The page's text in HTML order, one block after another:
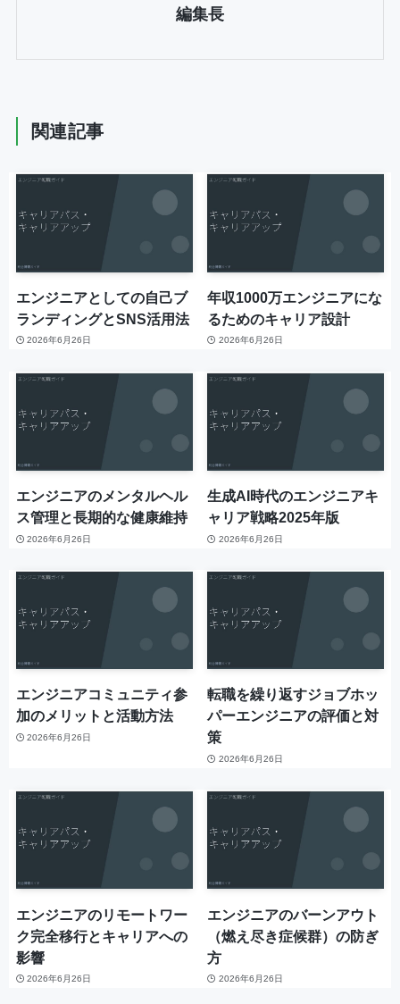
編集長
関連記事
エンジニアとしての自己ブ
ランディングとSNS活用法
2026年6月26日
年収1000万エンジニアにな
るためのキャリア設計
2026年6月26日
エンジニアのメンタルヘル
ス管理と長期的な健康維持
2026年6月26日
生成AI時代のエンジニアキ
ャリア戦略2025年版
2026年6月26日
エンジニアコミュニティ参
加のメリットと活動方法
2026年6月26日
転職を繰り返すジョブホッ
パーエンジニアの評価と対
策
2026年6月26日
エンジニアのリモートワー
ク完全移行とキャリアへの
影響
2026年6月26日
エンジニアのバーンアウト
（燃え尽き症候群）の防ぎ
方
2026年6月26日